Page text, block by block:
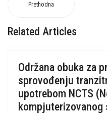
Prethodna
Related Articles
Održana obuka za
sprovođenju
upotrebom NCTS
kompjuterizovanog